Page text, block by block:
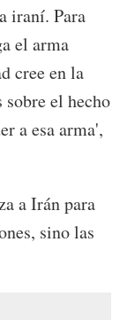
iraní. Para
el arma
cree en la
el hecho
a esa arma',
a Irán para
sino las